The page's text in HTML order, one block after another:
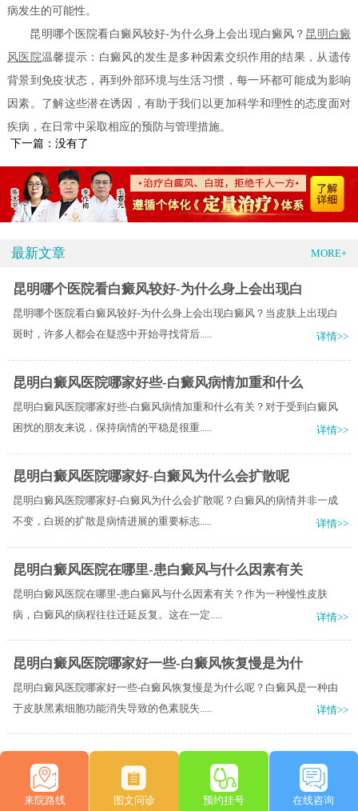
病发生的可能性。
昆明哪个医院看白癜风较好-为什么身上会出现白癜风？ 昆明白癜
风医院温馨提示：白癜风的发生是多种因素交织作用的结果，从遗传
背景到免疫状态，再到外部环境与生活习惯，每一环都可能成为影响
因素。了解这些潜在诱因，有助于我们以更加科学和理性的态度面对
疾病，在日常中采取相应的预防与管理措施。
下一篇：没有了
最新文章 MORE+
昆明哪个医院看白癜风较好-为什么身上会出现白
昆明哪个医院看白癜风较好-为什么身上会出现白癜风？当皮肤上出现白
斑时，许多人都会在疑惑中开始寻找背后.....
详情>>
昆明白癜风医院哪家好些-白癜风病情加重和什么
昆明白癜风医院哪家好些-白癜风病情加重和什么有关？对于受到白癜风
困扰的朋友来说，保持病情的平稳是很重.....
详情>>
昆明白癜风医院哪家好-白癜风为什么会扩散呢
昆明白癜风医院哪家好-白癜风为什么会扩散呢？白癜风的病情并非一成
不变，白斑的扩散是病情进展的重要标志.....
详情>>
昆明白癜风医院在哪里-患白癜风与什么因素有关
昆明白癜风医院在哪里-患白癜风与什么因素有关？作为一种慢性皮肤
病，白癜风的病程往往迁延反复。这在一定.....
详情>>
昆明白癜风医院哪家好一些-白癜风恢复慢是为什
昆明白癜风医院哪家好一些-白癜风恢复慢是为什么呢？白癜风是一种由
于皮肤黑素细胞功能消失导致的色素脱失.....
详情>>
来院路线 图文问诊 预约挂号 在线咨询